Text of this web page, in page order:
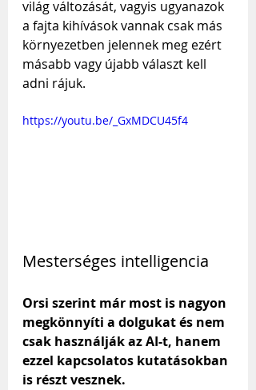
világ változását, vagyis ugyanazok
a fajta kihívások vannak csak más
környezetben jelennek meg ezért
másabb vagy újabb választ kell
adni rájuk.
https://youtu.be/_GxMDCU45f4
Mesterséges intelligencia
Orsi szerint már most is nagyon
megkönnyíti a dolgukat és nem
csak használják az AI-t, hanem
ezzel kapcsolatos kutatásokban
is részt vesznek.